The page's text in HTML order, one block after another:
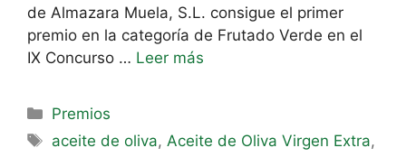
de Almazara Muela, S.L. consigue el primer
premio en la categoría de Frutado Verde en el
IX Concurso … Leer más
Premios
aceite de oliva, Aceite de Oliva Virgen Extra,